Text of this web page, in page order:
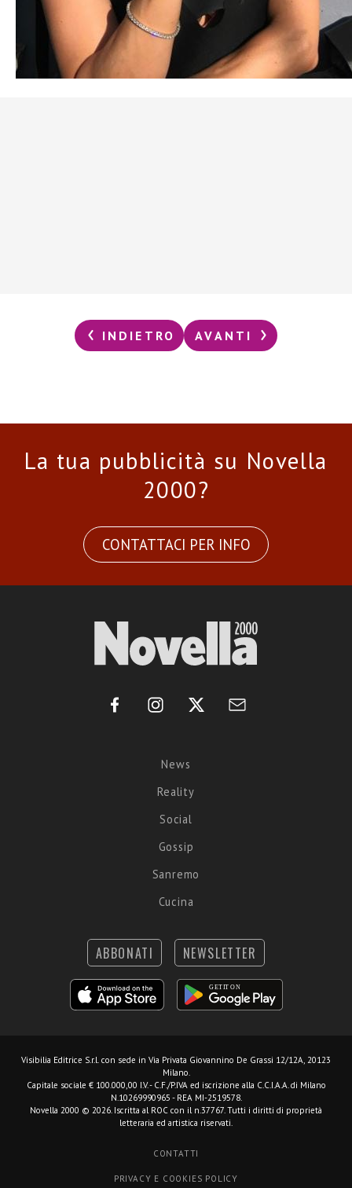
INDIETRO AVANTI
La tua pubblicità su Novella
2000?
CONTATTACI PER INFO
News
Reality
Social
Gossip
Sanremo
Cucina
ABBONATI NEWSLETTER
Visibilia Editrice S.r.l. con sede in Via Privata Giovannino De Grassi 12/12A, 20123
Milano.
Capitale sociale € 100.000,00 I.V. - C.F./P.IVA ed iscrizione alla C.C.I.A.A. di Milano
N.10269990965 - REA MI-2519578.
Novella 2000 © 2026. Iscritta al ROC con il n.37767. Tutti i diritti di proprietà
letteraria ed artistica riservati.
CONTATTI
PRIVACY E COOKIES POLICY